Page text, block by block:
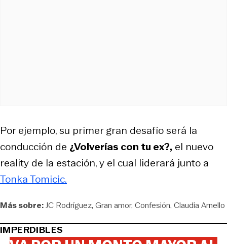
Por ejemplo, su primer gran desafío será la
conducción de ¿Volverías con tu ex?, el nuevo
reality de la estación, y el cual liderará junto a
Tonka Tomicic.
Más sobre:JC Rodríguez Gran amor Confesión Claudia Arnello
IMPERDIBLES